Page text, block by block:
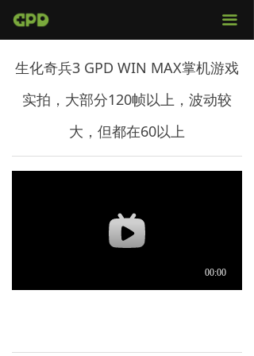
끀
官网首页
视频评测
固件下载
生化奇兵3 GPD WIN MAX掌机游戏
实拍，大部分120帧以上，波动较
大，但都在60以上